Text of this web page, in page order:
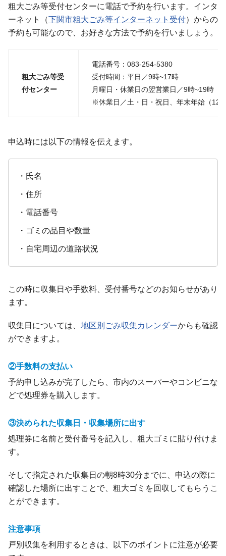
粗大ごみ等受付センターに電話で予約を行います。インタ
ーネット（下関市粗大ごみ等インターネット受付）からの
予約も可能なので、お好きな方法で予約を行いましょう。
粗大ごみ等受
付センター
電話番号：083-254-5380
受付時間：平日／9時~17時
月曜日・休業日の翌営業日／9時~19時
※休業日／土・日・祝日、年末年始（12/
申込時には以下の情報を伝えます。
・氏名
・住所
・電話番号
・ゴミの品目や数量
・自宅周辺の道路状況
この時に収集日や手数料、受付番号などのお知らせがあり
ます。
収集日については、 地区別ごみ収集カレンダーからも確認
ができますよ。
②手数料の支払い
予約申し込みが完了したら、市内のスーパーやコンビニな
どで処理券を購入します。
③決められた収集日・収集場所に出す
処理券に名前と受付番号を記入し、粗大ゴミに貼り付けま
す。
そして指定された収集日の朝8時30分までに、申込の際に
確認した場所に出すことで、粗大ゴミを回収してもらうこ
とができます。
注意事項
戸別収集を利用するときは、以下のポイントに注意が必要